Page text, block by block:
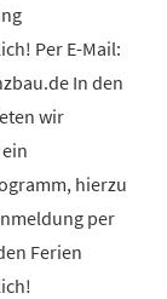
Per E-Mail:
In den
wir
hierzu
per
Ferien